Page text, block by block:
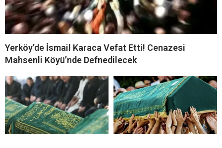
Yerköy’de İsmail Karaca Vefat Etti! Cenazesi
Mahsenli Köyü’nde Defnedilecek